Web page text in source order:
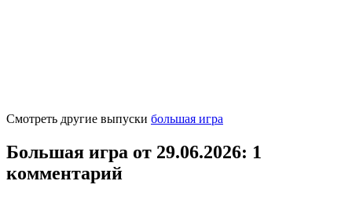
Смотреть другие выпуски большая игра
Большая игра от 29.06.2026: 1
комментарий